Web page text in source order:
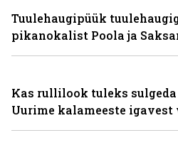
Tuulehaugipüük
pikanokalist Poola ja
Kas rullilook tuleks
Uurime kalameeste